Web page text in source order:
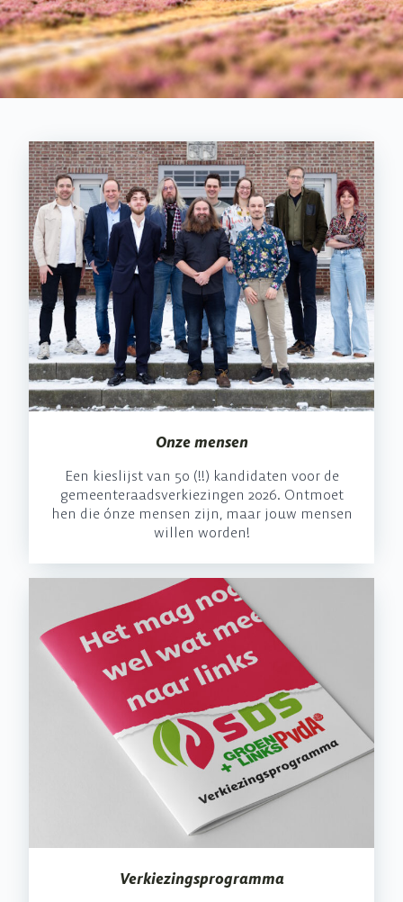
Onze mensen
Een kieslijst van 50 (!!) kandidaten voor de
gemeenteraadsverkiezingen 2026. Ontmoet
hen die ónze mensen zijn, maar jouw mensen
willen worden!
Verkiezings­programma